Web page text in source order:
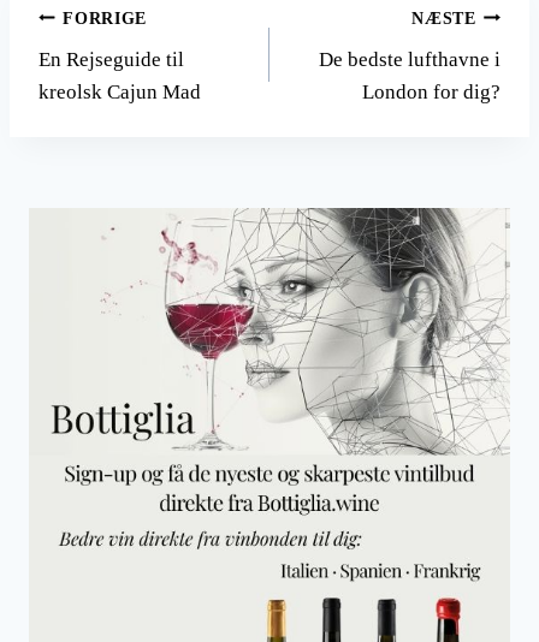
Indlægsnavigation
FORRIGE
En Rejseguide til
kreolsk Cajun Mad
NÆSTE
De bedste lufthavne i
London for dig?